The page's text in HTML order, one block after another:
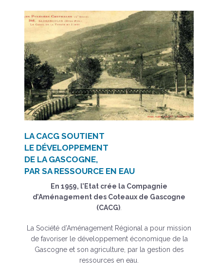
LA CACG SOUTIENT
LE DÉVELOPPEMENT
DE LA GASCOGNE,
PAR SA RESSOURCE EN EAU
En 1959, l’Etat crée la Compagnie
d’Aménagement des Coteaux de Gascogne
(CACG)
La Société d’Aménagement Régional a pour mission
de favoriser le développement économique de la
Gascogne et son agriculture, par la gestion des
ressources en eau.